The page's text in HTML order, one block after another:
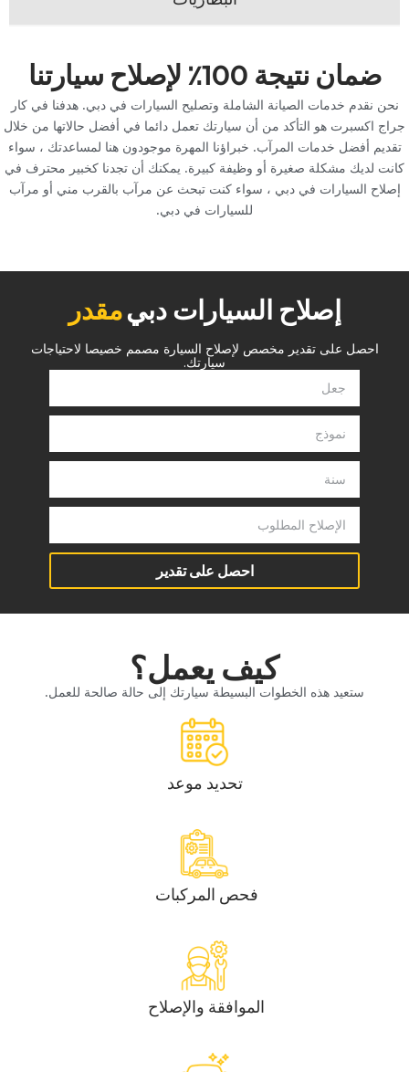
‏ضمان نتيجة 100٪ لإصلاح سيارتنا‏
‏نحن نقدم خدمات الصيانة الشاملة وتصليح السيارات في دبي.‏ ‏هدفنا في كار
جراج اكسبرت هو التأكد من أن سيارتك تعمل دائما في أفضل حالاتها من خلال
تقديم أفضل خدمات المرآب.‏ ‏خبراؤنا المهرة موجودون هنا لمساعدتك ، سواء
كانت لديك مشكلة صغيرة أو وظيفة كبيرة.‏ ‏يمكنك أن تجدنا كخبير محترف في
إصلاح السيارات في دبي ، سواء كنت تبحث عن مرآب بالقرب مني أو مرآب
للسيارات في دبي.‏
إصلاح السيارات دبي‏مقدر‏
‏احصل على تقدير مخصص لإصلاح السيارة مصمم خصيصا لاحتياجات
سيارتك.‏
‏احصل على تقدير‏
‏كيف يعمل؟‏
‏ستعيد هذه الخطوات البسيطة سيارتك إلى حالة صالحة للعمل.‏
‏تحديد موعد‏
‏فحص المركبات ‏
‏الموافقة والإصلاح ‏